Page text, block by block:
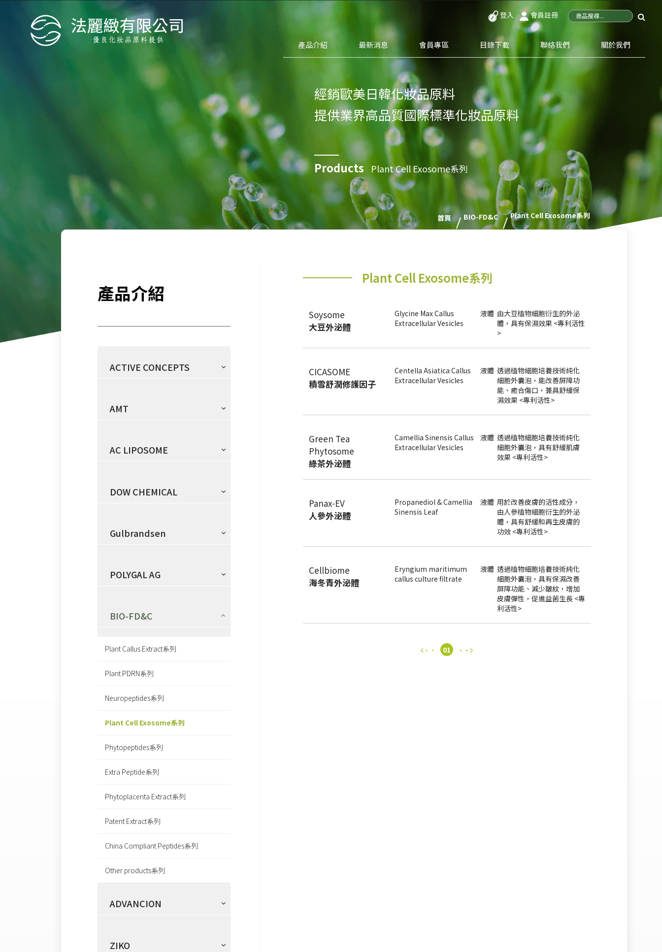
登入 會員註冊
產品介紹 最新消息 會員專區 目錄下載 聯絡我們 關於我們
首頁 BIO-FD&C Plant Cell Exosome系列
經銷歐美日韓化妝品原料
提供業界高品質國際標準化妝品原料
Products Plant Cell Exosome系列
產品介紹
ACTIVE CONCEPTS
AMT
AC LIPOSOME
DOW CHEMICAL
Gulbrandsen
POLYGAL AG
BIO-FD&C
Plant Callus Extract系列
Plant PDRN系列
Neuropeptides系列
Plant Cell Exosome系列
Phytopeptides系列
Extra Peptide系列
Phytoplacenta Extract系列
Patent Extract系列
China Compliant Peptides系列
Other products系列
ADVANCION
ZIKO
Plant Cell Exosome系列
Soysome
大豆外泌體
Glycine Max Callus
Extracellular Vesicles
液體 由大豆植物細胞衍生的外泌
體，具有保濕效果 <專利活性
>
CICASOME
積雪舒潤修護因子
Centella Asiatica Callus
Extracellular Vesicles
液體 透過植物細胞培養技術純化
細胞外囊泡，能改善屏障功
能、癒合傷口，兼具舒緩保
濕效果 <專利活性>
Green Tea
Phytosome
綠茶外泌體
Camellia Sinensis Callus
Extracellular Vesicles
液體 透過植物細胞培養技術純化
細胞外囊泡，具有舒緩肌膚
效果 <專利活性>
Panax-EV
人參外泌體
Propanediol & Camellia
Sinensis Leaf
液體 用於改善皮膚的活性成分，
由人參植物細胞衍生的外泌
體，具有舒緩和再生皮膚的
功效 <專利活性>
Cellbiome
海冬青外泌體
Eryngium maritimum
callus culture filtrate
液體 透過植物細胞培養技術純化
細胞外囊泡，具有保濕改善
屏障功能、減少皺紋，增加
皮膚彈性，促進益菌生長 <專
利活性>
01